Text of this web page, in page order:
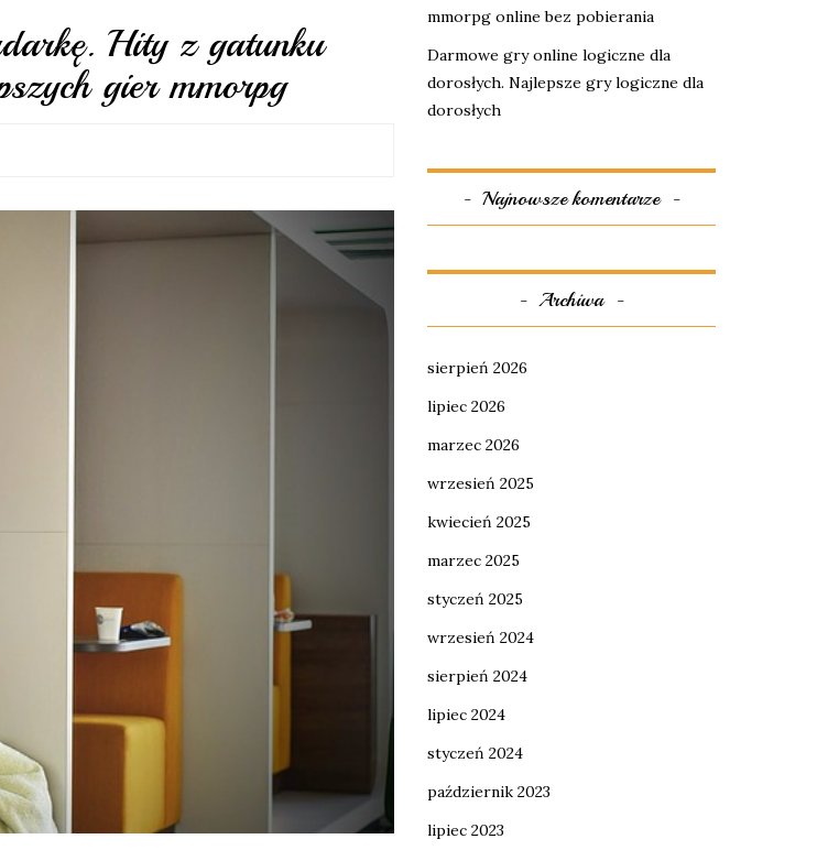
Hity z gatunku
gier mmorpg
mmorpg online bez pobierania
Darmowe gry online logiczne dla
dorosłych. Najlepsze gry logiczne dla
dorosłych
Najnowsze komentarze
Archiwa
sierpień 2026
lipiec 2026
marzec 2026
wrzesień 2025
kwiecień 2025
marzec 2025
styczeń 2025
wrzesień 2024
sierpień 2024
lipiec 2024
styczeń 2024
październik 2023
lipiec 2023